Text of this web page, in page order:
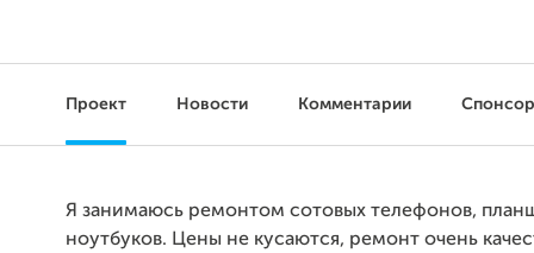
Проект Новости Комментарии
Я занимаюсь ремонтом сотовых телефонов,
ноутбуков. Цены не кусаются, ремонт очень